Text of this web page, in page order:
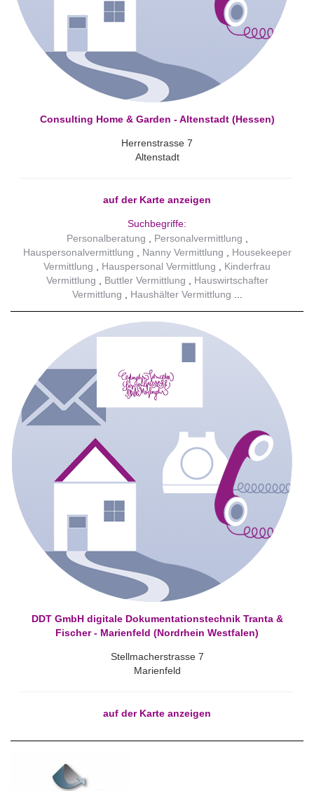
Consulting Home & Garden - Altenstadt (Hessen)
Herrenstrasse 7
Altenstadt
auf der Karte anzeigen
Suchbegriffe:
Personalberatung
Personalvermittlung
Hauspersonalvermittlung
Nanny Vermittlung
Housekeeper
Vermittlung
Hauspersonal Vermittlung
Kinderfrau
Vermittlung
Buttler Vermittlung
Hauswirtschafter
Vermittlung
Haushälter Vermittlung
DDT GmbH digitale Dokumentationstechnik Tranta &
Fischer - Marienfeld (Nordrhein Westfalen)
Stellmacherstrasse 7
Marienfeld
auf der Karte anzeigen